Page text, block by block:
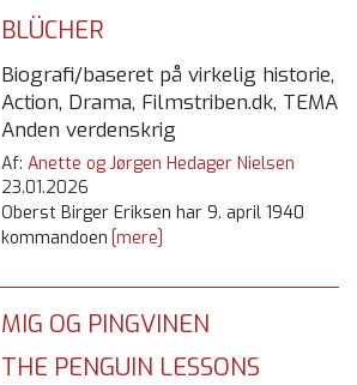
BLÜCHER
Biografi/baseret på virkelig historie,
Action, Drama, Filmstriben.dk, TEMA
Anden verdenskrig
Af: Anette og Jørgen Hedager Nielsen
23.01.2026
Oberst Birger Eriksen har 9. april 1940
kommandoen [mere]
MIG OG PINGVINEN
THE PENGUIN LESSONS